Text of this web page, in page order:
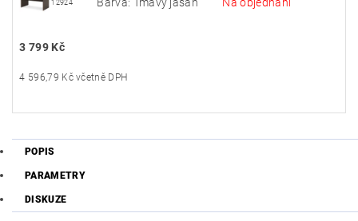
12924
3 799 Kč
4 596,79 Kč včetně DPH
POPIS
PARAMETRY
DISKUZE